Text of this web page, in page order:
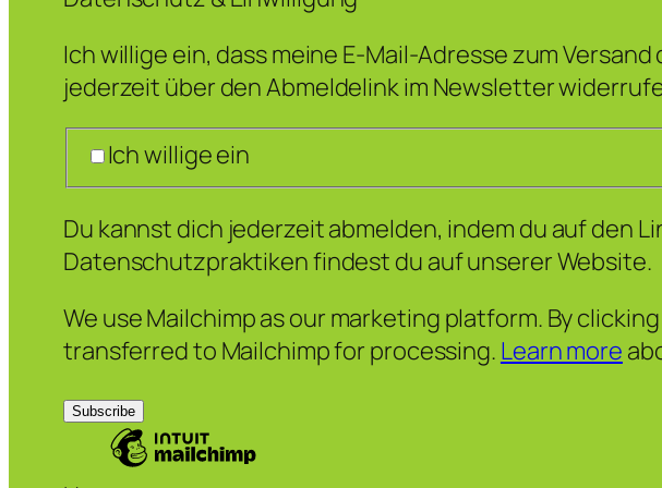
Ich willige ein, dass meine E-Mail-Adresse zum
jederzeit über den Abmeldelink im Newsletter
Ich willige ein
Du kannst dich jederzeit abmelden, indem du auf den
Datenschutzpraktiken findest du auf unserer Website.
We use Mailchimp as our marketing platform. By
transferred to Mailchimp for processing. Learn more